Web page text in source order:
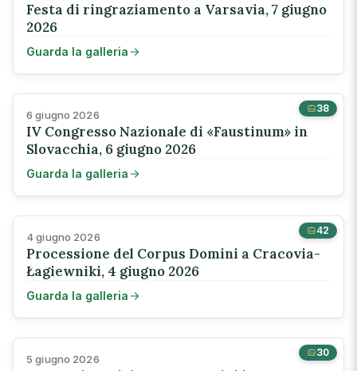
Festa di ringraziamento a Varsavia, 7 giugno
2026
Guarda la galleria
38
6 giugno 2026
IV Congresso Nazionale di «Faustinum» in
Slovacchia, 6 giugno 2026
Guarda la galleria
42
4 giugno 2026
Processione del Corpus Domini a Cracovia-
Łagiewniki, 4 giugno 2026
Guarda la galleria
30
5 giugno 2026